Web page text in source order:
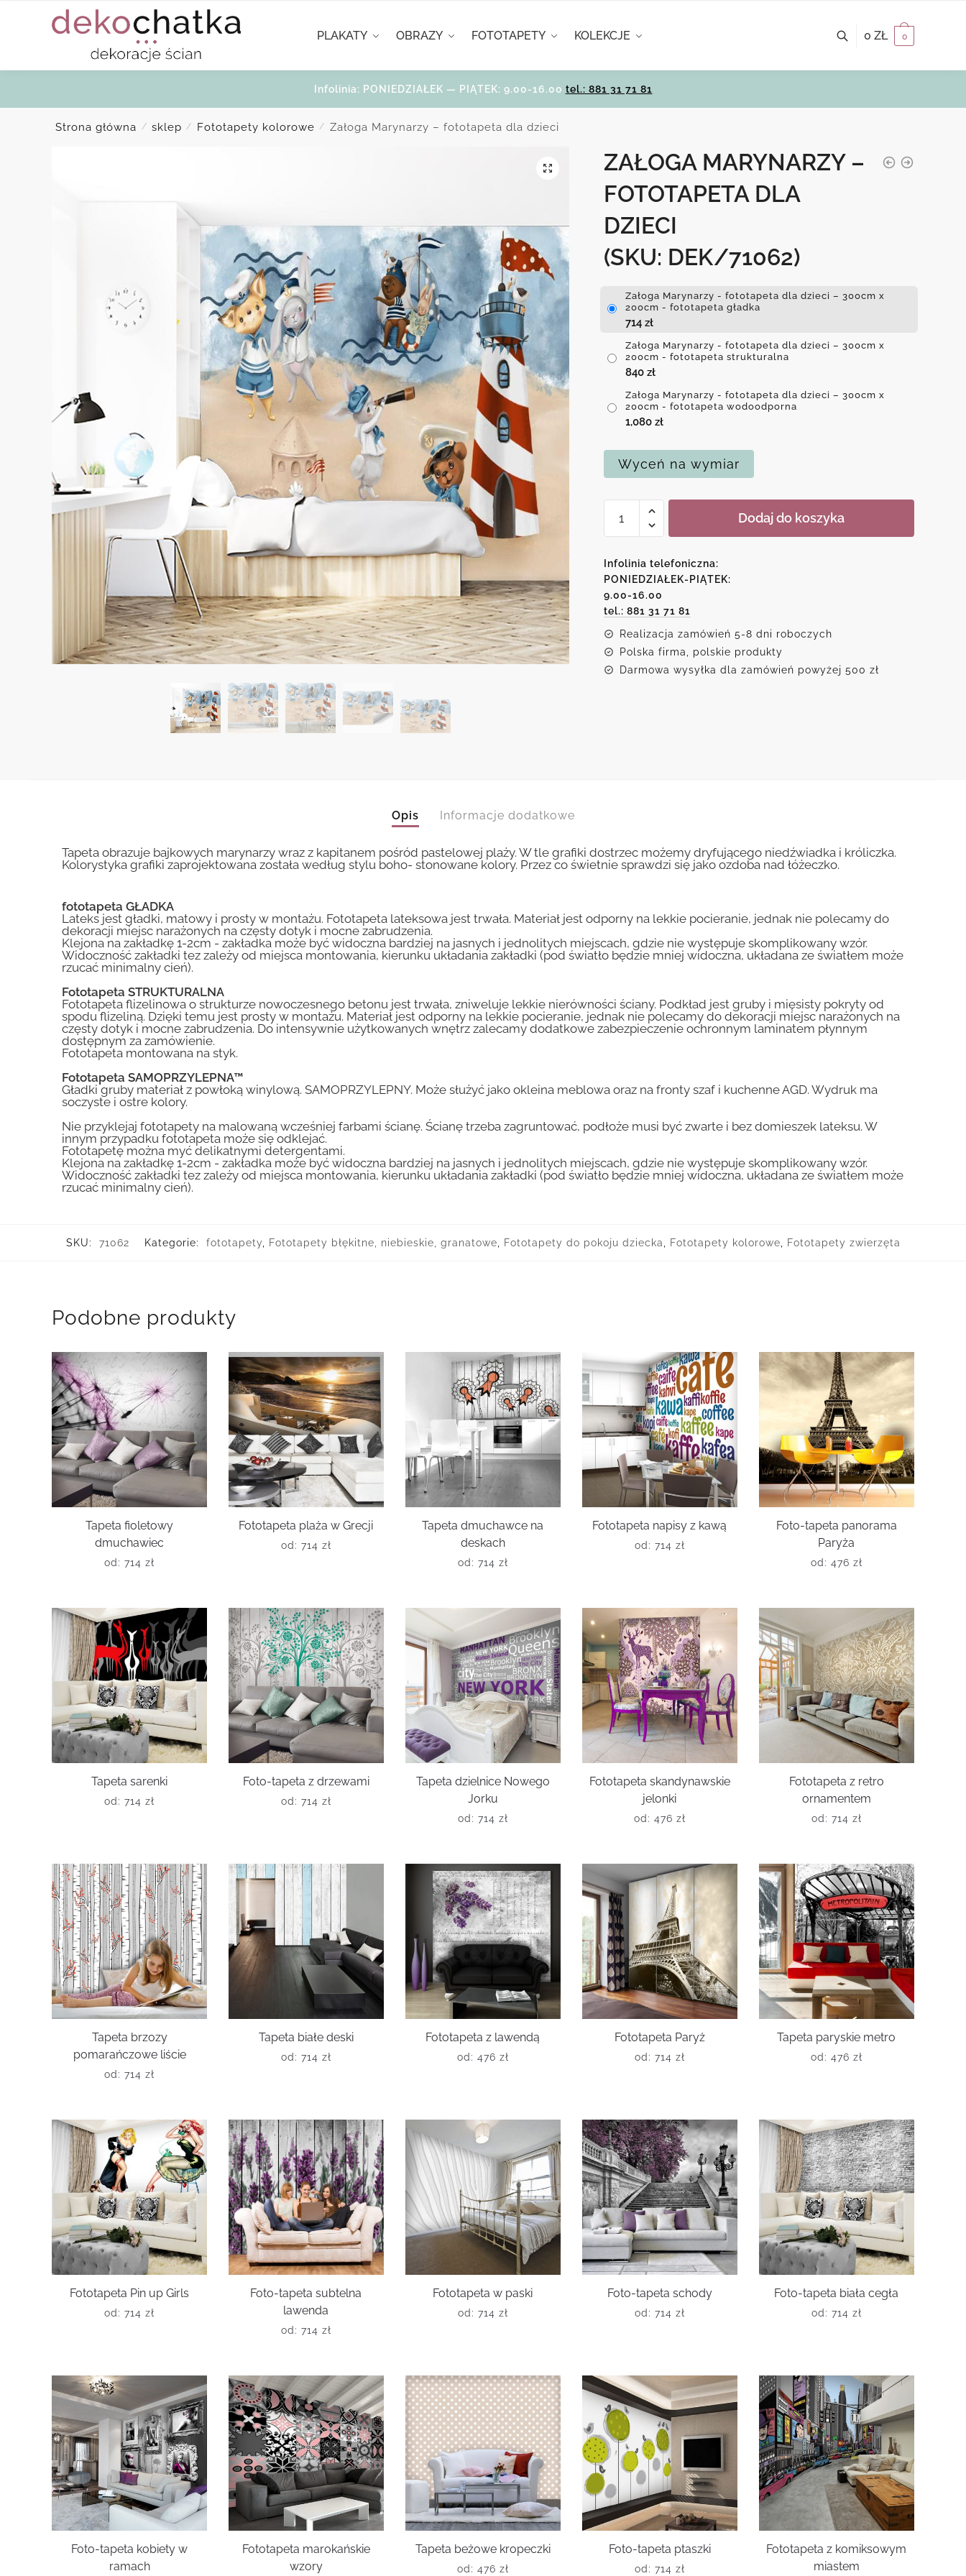
PLAKATY OBRAZY FOTOTAPETY KOLEKCJE 0 ZŁ 0
Infolinia: PONIEDZIAŁEK — PIĄTEK: 9.00-16.00 tel.: 881 31 71 81
Strona główna / sklep / Fototapety kolorowe / Załoga Marynarzy – fototapeta dla dzieci
ZAŁOGA MARYNARZY –
FOTOTAPETA DLA
DZIECI
(SKU: DEK/71062)
Załoga Marynarzy - fototapeta dla dzieci – 300cm x
200cm - fototapeta gładka
714 zł
Załoga Marynarzy - fototapeta dla dzieci – 300cm x
200cm - fototapeta strukturalna
840 zł
Załoga Marynarzy - fototapeta dla dzieci – 300cm x
200cm - fototapeta wodoodporna
1,080 zł
Wyceń na wymiar
Załoga
-
fototapeta
dla
dzieci
Dodaj do koszyka
Infolinia telefoniczna:
PONIEDZIAŁEK-PIĄTEK:
9.00-16.00
tel.: 881 31 71 81
Realizacja zamówień 5-8 dni roboczych
Polska firma, polskie produkty
Darmowa wysyłka dla zamówień powyżej 500 zł
Opis Informacje dodatkowe
Tapeta obrazuje bajkowych marynarzy wraz z kapitanem pośród pastelowej plaży. W tle grafiki dostrzec możemy dryfującego niedźwiadka i króliczka.
Kolorystyka grafiki zaprojektowana została według stylu boho- stonowane kolory. Przez co świetnie sprawdzi się jako ozdoba nad łóżeczko.
fototapeta GŁADKA
Lateks jest gładki, matowy i prosty w montażu. Fototapeta lateksowa jest trwała. Materiał jest odporny na lekkie pocieranie, jednak nie polecamy do
dekoracji miejsc narażonych na częsty dotyk i mocne zabrudzenia.
Klejona na zakładkę 1-2cm - zakładka może być widoczna bardziej na jasnych i jednolitych miejscach, gdzie nie występuje skomplikowany wzór.
Widoczność zakładki tez zależy od miejsca montowania, kierunku układania zakładki (pod światło będzie mniej widoczna, układana ze światłem może
rzucać minimalny cień).
Fototapeta STRUKTURALNA
Fototapeta flizelinowa o strukturze nowoczesnego betonu jest trwała, zniweluje lekkie nierówności ściany. Podkład jest gruby i mięsisty pokryty od
spodu flizeliną. Dzięki temu jest prosty w montażu. Materiał jest odporny na lekkie pocieranie, jednak nie polecamy do dekoracji miejsc narażonych na
częsty dotyk i mocne zabrudzenia. Do intensywnie użytkowanych wnętrz zalecamy dodatkowe zabezpieczenie ochronnym laminatem płynnym
dostępnym za zamówienie.
Fototapeta montowana na styk.
Fototapeta SAMOPRZYLEPNA™
Gładki gruby materiał z powłoką winylową. SAMOPRZYLEPNY. Może służyć jako okleina meblowa oraz na fronty szaf i kuchenne AGD. Wydruk ma
soczyste i ostre kolory.
Nie przyklejaj fototapety na malowaną wcześniej farbami ścianę. Ścianę trzeba zagruntować, podłoże musi być zwarte i bez domieszek lateksu. W
innym przypadku fototapeta może się odklejać.
Fototapetę można myć delikatnymi detergentami.
Klejona na zakładkę 1-2cm - zakładka może być widoczna bardziej na jasnych i jednolitych miejscach, gdzie nie występuje skomplikowany wzór.
Widoczność zakładki tez zależy od miejsca montowania, kierunku układania zakładki (pod światło będzie mniej widoczna, układana ze światłem może
rzucać minimalny cień).
SKU: 71062 Kategorie: fototapety, Fototapety błękitne, niebieskie, granatowe, Fototapety do pokoju dziecka, Fototapety kolorowe, Fototapety zwierzęta
Podobne produkty
Tapeta fioletowy
dmuchawiec
od: 714 zł
Fototapeta plaża w Grecji
od: 714 zł
Tapeta dmuchawce na
deskach
od: 714 zł
Fototapeta napisy z kawą
od: 714 zł
Foto-tapeta panorama
Paryża
od: 476 zł
Tapeta sarenki
od: 714 zł
Foto-tapeta z drzewami
od: 714 zł
Tapeta dzielnice Nowego
Jorku
od: 714 zł
Fototapeta skandynawskie
jelonki
od: 476 zł
Fototapeta z retro
ornamentem
od: 714 zł
Tapeta brzozy
pomarańczowe liście
od: 714 zł
Tapeta białe deski
od: 714 zł
Fototapeta z lawendą
od: 476 zł
Fototapeta Paryż
od: 714 zł
Tapeta paryskie metro
od: 476 zł
Fototapeta Pin up Girls
od: 714 zł
Foto-tapeta subtelna
lawenda
od: 714 zł
Fototapeta w paski
od: 714 zł
Foto-tapeta schody
od: 714 zł
Foto-tapeta biała cegła
od: 714 zł
Foto-tapeta kobiety w
ramach
Fototapeta marokańskie
wzory
Tapeta beżowe kropeczki
od: 476 zł
Foto-tapeta ptaszki
od: 714 zł
Fototapeta z komiksowym
miastem